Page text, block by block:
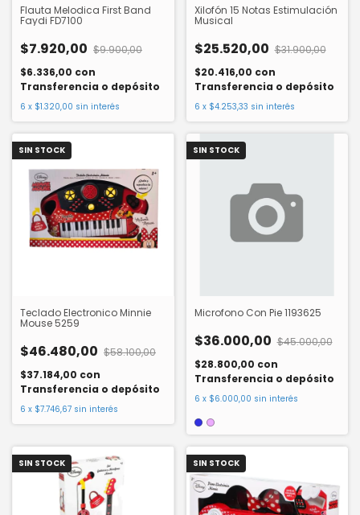
Flauta Melodica First Band
Faydi FD7100
$7.920,00 $9.900,00
$6.336,00 con
Transferencia o depósito
6 x $1.320,00 sin interés
Xilofón 15 Notas Estimulación
Musical
$25.520,00 $31.900,00
$20.416,00 con
Transferencia o depósito
6 x $4.253,33 sin interés
SIN STOCK
Teclado Electronico Minnie
Mouse 5259
$46.480,00 $58.100,00
$37.184,00 con
Transferencia o depósito
6 x $7.746,67 sin interés
SIN STOCK
Microfono Con Pie 1193625
$36.000,00 $45.000,00
$28.800,00 con
Transferencia o depósito
6 x $6.000,00 sin interés
SIN STOCK SIN STOCK